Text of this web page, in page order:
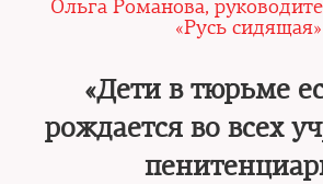
Ольга Романова,
«Русь сидящая»
«Дети в тюрьме
рождается во всех